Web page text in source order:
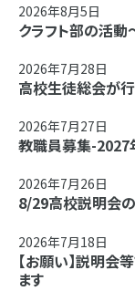
2026年8月5日
クラフト部の活
2026年7月28日
高校生徒総会が
2026年7月27日
教職員募集-
2026年7月26日
8/29高校説明会
2026年7月18日
【お願い】説明会
ます